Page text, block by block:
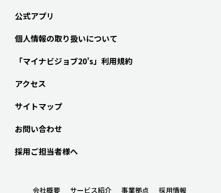
公式アプリ
個人情報の取り扱いについて
「マイナビジョブ20’s」利用規約
アクセス
サイトマップ
お問い合わせ
採用ご担当者様へ
会社概要 サービス紹介 事業拠点 採用情報